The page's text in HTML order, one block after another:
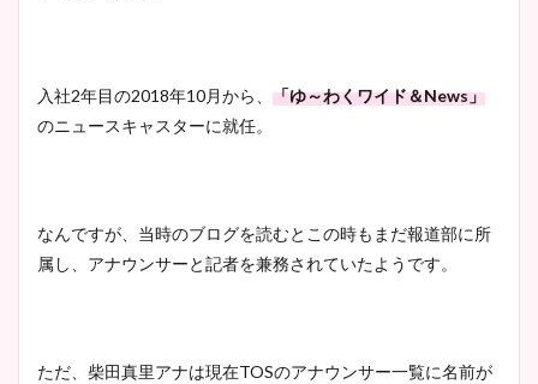
入社2年目の2018年10月から、 「ゆ～わくワイド＆News」
のニュースキャスターに就任。
なんですが、当時のブログを読むとこの時もまだ報道部に所
属し、アナウンサーと記者を兼務されていたようです。
ただ、柴田真里アナは現在TOSのアナウンサー一覧に名前が